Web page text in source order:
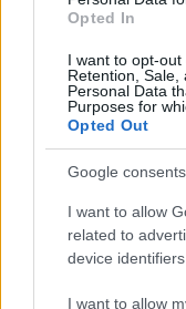
Opted In
I want to opt-out
Retention, Sale,
Personal Data
Purposes for
Opted Out
Google consents
I want to allow
related to
device identifiers
I want to allow